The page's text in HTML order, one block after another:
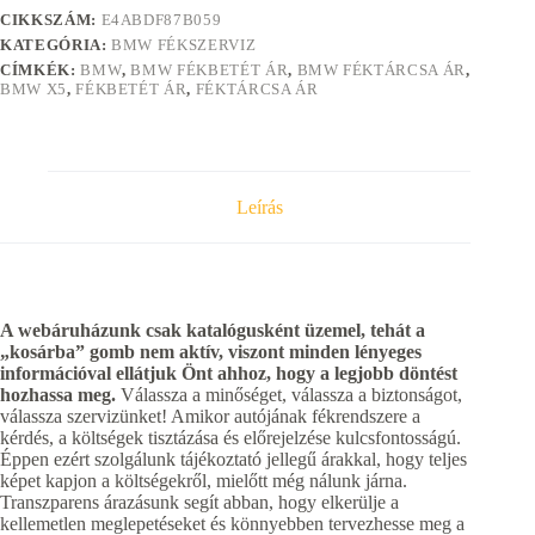
CIKKSZÁM: E4ABDF87B059
KATEGÓRIA:BMW FÉKSZERVIZ
CÍMKÉK:BMW,BMW FÉKBETÉT ÁR, BMW FÉKTÁRCSA ÁR ,
BMW X5,FÉKBETÉT ÁR, FÉKTÁRCSA ÁR
Leírás
A webáruházunk csak katalógusként üzemel, tehát a
„kosárba” gomb nem aktív, viszont minden lényeges
információval ellátjuk Önt ahhoz, hogy a legjobb döntést
hozhassa meg. Válassza a minőséget, válassza a biztonságot,
válassza szervizünket! Amikor autójának fékrendszere a
kérdés, a költségek tisztázása és előrejelzése kulcsfontosságú.
Éppen ezért szolgálunk tájékoztató jellegű árakkal, hogy teljes
képet kapjon a költségekről, mielőtt még nálunk járna.
Transzparens árazásunk segít abban, hogy elkerülje a
kellemetlen meglepetéseket és könnyebben tervezhesse meg a